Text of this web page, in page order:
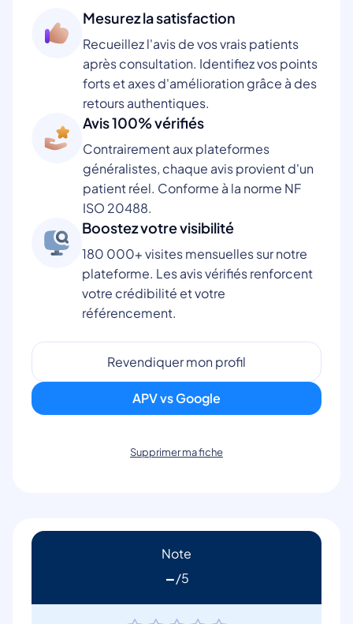
Mesurez la satisfaction
Recueillez l'avis de vos vrais patients
après consultation. Identifiez vos points
forts et axes d'amélioration grâce à des
retours authentiques.
Avis 100% vérifiés
Contrairement aux plateformes
généralistes, chaque avis provient d'un
patient réel. Conforme à la norme NF
ISO 20488.
Boostez votre visibilité
180 000+ visites mensuelles sur notre
plateforme. Les avis vérifiés renforcent
votre crédibilité et votre
référencement.
Revendiquer mon profil
APV vs Google
Supprimer ma fiche
Note
-